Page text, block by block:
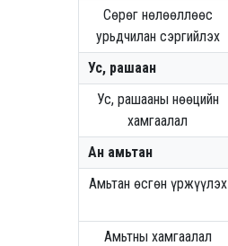
Сөрөг нөлөөллөөс
урьдчилан сэргийлэх
Ус, рашаан
Ус, рашааны нөөцийн
хамгаалал
Ан амьтан
Амьтан өсгөн үржүүлэх
Амьтны хамгаалал